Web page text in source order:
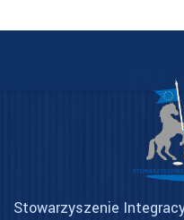
Stowarzyszenie